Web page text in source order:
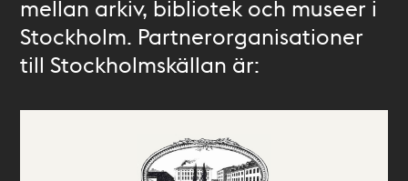
mellan arkiv, bibliotek och museer i
Stockholm. Partnerorganisationer
till Stockholmskällan är: